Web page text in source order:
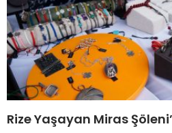
Rize Yaşayan Miras